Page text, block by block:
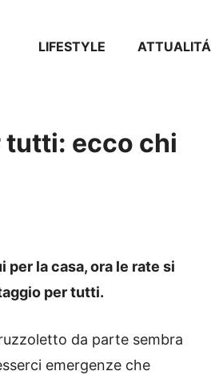
LIFESTYLE ATTUALITÁ
tutti: ecco chi
la casa, ora le rate si
per tutti.
da parte sembra
emergenze che